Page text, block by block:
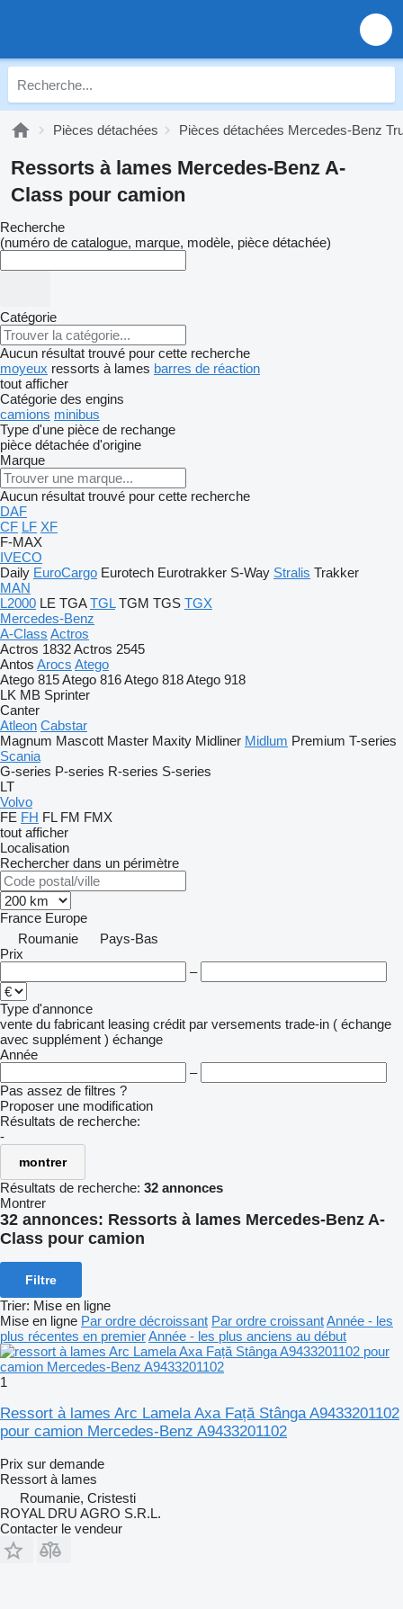
Pièces détachées Pièces détachées Mercedes-Benz
Ressorts à lames Mercedes-Benz A-
Class pour camion
Recherche
(numéro de catalogue, marque, modèle, pièce détachée)
Catégorie
Aucun résultat trouvé pour cette recherche
moyeux ressorts à lames barres de réaction
tout afficher
Catégorie des engins
camions minibus
Type d'une pièce de rechange
pièce détachée d'origine
Marque
Aucun résultat trouvé pour cette recherche
DAF
CF LF XF
F-MAX
IVECO
Daily EuroCargo Eurotech Eurotrakker S-Way Stralis Trakker
MAN
L2000 LE TGA TGL TGM TGS TGX
Mercedes-Benz
A-Class Actros
Actros 1832Actros 2545
Antos Arocs Atego
Atego 815Atego 816Atego 818Atego 918
LK MB Sprinter
Canter
Atleon Cabstar
Magnum Mascott Master Maxity Midliner Midlum Premium T-series
Scania
G-series P-series R-series S-series
LT
Volvo
FE FH FL FM FMX
tout afficher
Localisation
Rechercher dans un périmètre
France Europe
Roumanie
Pays-Bas
Prix
–
Type d'annonce
vente du fabricant leasing crédit par versements trade-in ( échange
avec supplément ) échange
Année
–
Pas assez de filtres ?
Proposer une modification
Résultats de recherche:
-
montrer
Résultats de recherche: 32 annonces
Montrer
32 annonces: Ressorts à lames Mercedes-Benz A-
Class pour camion
Filtre
Trier: Mise en ligne
Mise en ligne Par ordre décroissant Par ordre croissantAnnée - les
plus récentes en premierAnnée - les plus anciens au début
1
Ressort à lames Arc Lamela Axa Față Stânga A9433201102
pour camion Mercedes-Benz A9433201102
Prix sur demande
Ressort à lames
Roumanie, Cristesti
ROYAL DRU AGRO S.R.L.
Contacter le vendeur